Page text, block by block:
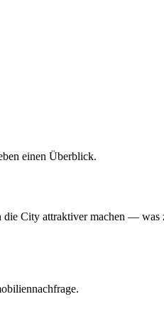
einen Überblick.
City attraktiver machen — was